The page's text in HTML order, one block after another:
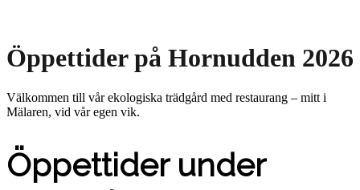
Öppettider på Hornudden 2026
Välkommen till vår ekologiska trädgård med restaurang – mitt i
Mälaren, vid vår egen vik.
Öppettider under